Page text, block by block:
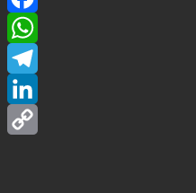
Facebook
WhatsApp
Telegram
LinkedIn